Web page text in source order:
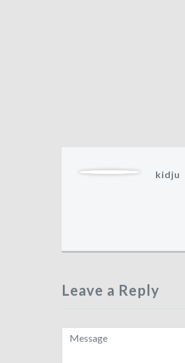
kidju
Leave a Reply